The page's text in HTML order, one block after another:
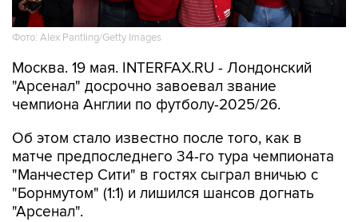
Фото: Alex Pantling/Getty Images
Москва. 19 мая. INTERFAX.RU - Лондонский
"Арсенал" досрочно завоевал звание
чемпиона Англии по футболу-2025/26.
Об этом стало известно после того, как в
матче предпоследнего 34-го тура чемпионата
"Манчестер Сити" в гостях сыграл вничью с
"Борнмутом" (1:1) и лишился шансов догнать
"Арсенал".